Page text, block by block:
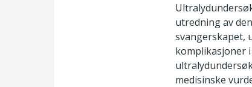
utredning av
svangerskapet,
komplikasjoner
medisinske